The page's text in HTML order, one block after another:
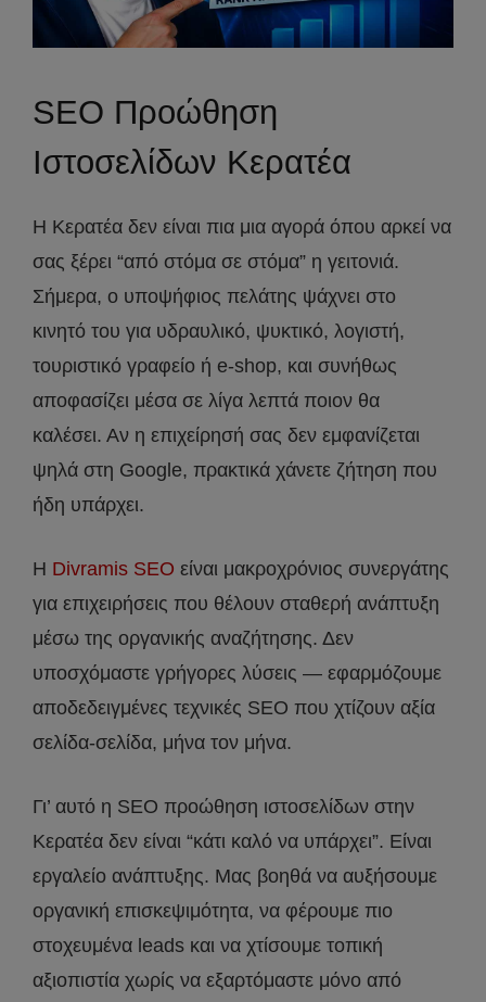
SEO Προώθηση
Ιστοσελίδων Κερατέα
Η Κερατέα δεν είναι πια μια αγορά όπου αρκεί να
σας ξέρει “από στόμα σε στόμα” η γειτονιά.
Σήμερα, ο υποψήφιος πελάτης ψάχνει στο
κινητό του για υδραυλικό, ψυκτικό, λογιστή,
τουριστικό γραφείο ή e-shop, και συνήθως
αποφασίζει μέσα σε λίγα λεπτά ποιον θα
καλέσει. Αν η επιχείρησή σας δεν εμφανίζεται
ψηλά στη Google, πρακτικά χάνετε ζήτηση που
ήδη υπάρχει.
Η Divramis SEO είναι μακροχρόνιος συνεργάτης
για επιχειρήσεις που θέλουν σταθερή ανάπτυξη
μέσω της οργανικής αναζήτησης. Δεν
υποσχόμαστε γρήγορες λύσεις — εφαρμόζουμε
αποδεδειγμένες τεχνικές SEO που χτίζουν αξία
σελίδα-σελίδα, μήνα τον μήνα.
Γι’ αυτό η SEO προώθηση ιστοσελίδων στην
Κερατέα δεν είναι “κάτι καλό να υπάρχει”. Είναι
εργαλείο ανάπτυξης. Μας βοηθά να αυξήσουμε
οργανική επισκεψιμότητα, να φέρουμε πιο
στοχευμένα leads και να χτίσουμε τοπική
αξιοπιστία χωρίς να εξαρτόμαστε μόνο από